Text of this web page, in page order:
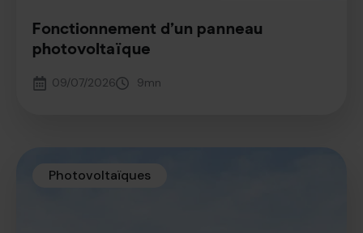
Fonctionnement d’un panneau
photovoltaïque
09/07/2026 9mn
Photovoltaïques